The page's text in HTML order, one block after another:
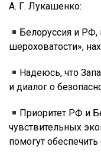
А. Г. Лукашенко:
Белоруссия и РФ,
шероховатости»,
Надеюсь, что
и диалог о
Приоритет РФ и
чувствительных
помогут обеспечить